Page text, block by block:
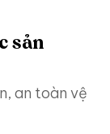
sản
an toàn vệ